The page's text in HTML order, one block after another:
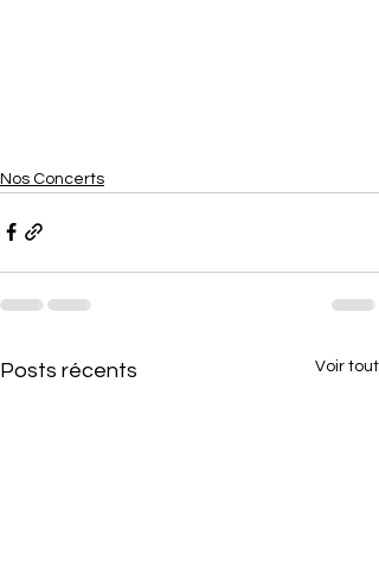
Nos Concerts
Posts récents Voir tout